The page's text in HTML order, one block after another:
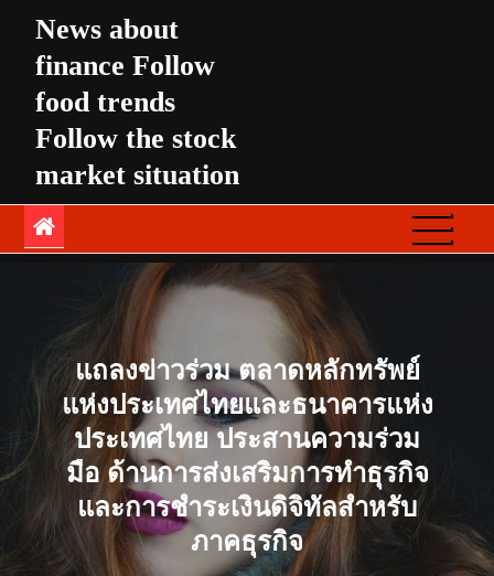
content
News about
finance Follow
food trends
Follow the stock
market situation
แถลงข่าวร่วม ตลาดหลักทรัพย์
แห่งประเทศไทยและธนาคารแห่ง
ประเทศไทย ประสานความร่วม
มือ ด้านการส่งเสริมการทำธุรกิจ
และการชำระเงินดิจิทัลสำหรับ
ภาคธุรกิจ